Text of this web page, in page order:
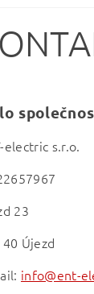
electric s.r.o.
23
Újezd
info@ent-